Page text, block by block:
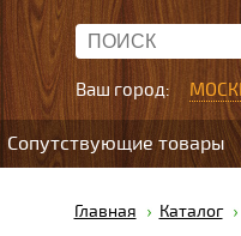
Ваш город:
Сопутствующие товары
Главная Каталог